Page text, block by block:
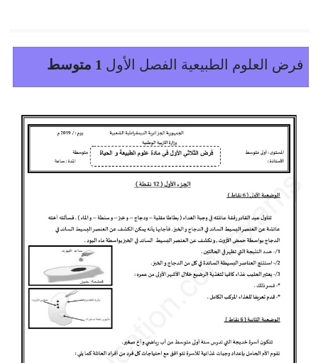
فرض العلوم الطبيعية الفصل الأول 1 متوسط